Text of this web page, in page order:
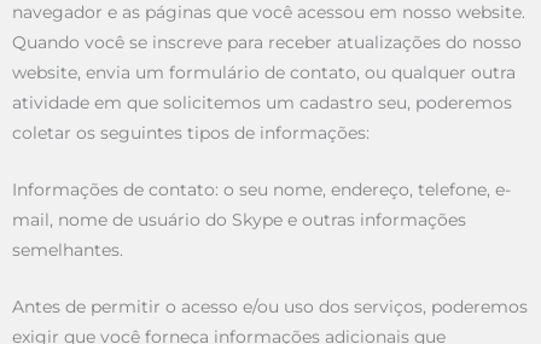
navegador e as páginas que você acessou em nosso website.
Quando você se inscreve para receber atualizações do nosso
website, envia um formulário de contato, ou qualquer outra
atividade em que solicitemos um cadastro seu, poderemos
coletar os seguintes tipos de informações:
Informações de contato: o seu nome, endereço, telefone, e-
mail, nome de usuário do Skype e outras informações
semelhantes.
Antes de permitir o acesso e/ou uso dos serviços, poderemos
exigir que você forneça informações adicionais que